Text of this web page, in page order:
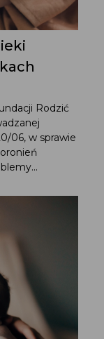
Rodzić
06, w sprawie